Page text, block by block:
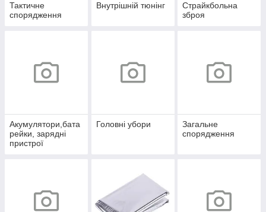
Тактичне
спорядження
Внутрішній тюнінг
Страйкбольна
зброя
Акумулятори,бата
рейки, зарядні
пристрої
Головні убори
Загальне
спорядження